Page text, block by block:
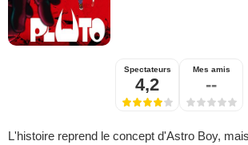
Spectateurs
4,2
Mes amis
--
L'histoire reprend le concept d'Astro Boy,